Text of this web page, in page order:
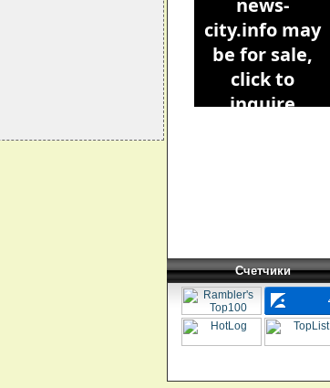
Счетчики